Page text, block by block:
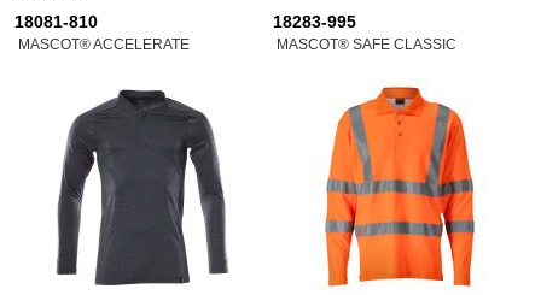
18081-810
MASCOT® ACCELERATE
18283-995
MASCOT® SAFE CLASSIC